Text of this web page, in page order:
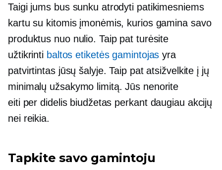
Taigi jums bus sunku atrodyti patikimesniems
kartu su kitomis įmonėmis, kurios gamina savo
produktus nuo nulio. Taip pat turėsite
užtikrinti baltos etiketės gamintojas yra
patvirtintas jūsų šalyje. Taip pat atsižvelkite į jų
minimalų užsakymo limitą. Jūs nenorite
eiti per didelis biudžetas perkant daugiau akcijų
nei reikia.
Tapkite savo gamintoju